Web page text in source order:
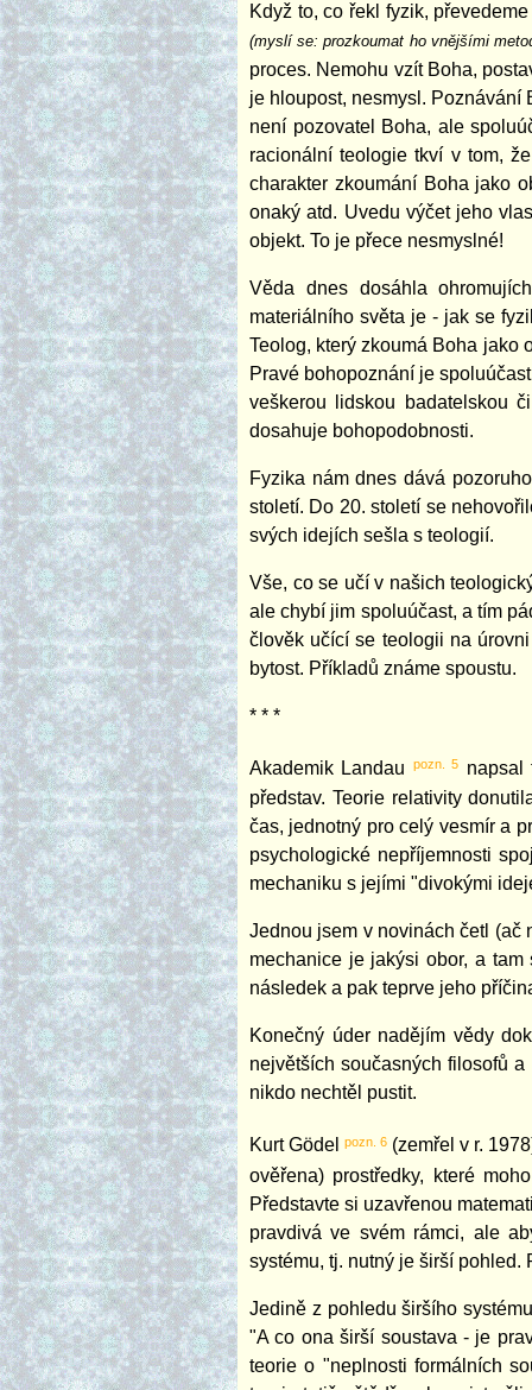
Když to, co řekl fyzik,
(myslí se: prozkoumat ho vnějšími
proces. Nemohu vzít Boha,
je hloupost, nesmysl.
není pozovatel Boha, ale
racionální teologie tkví v tom,
charakter zkoumání Boha jako
onaký atd. Uvedu výčet jeho
objekt. To je přece nesmyslné!
Věda dnes dosáhla
materiálního světa je - jak se
Teolog, který zkoumá Boha jako
Pravé bohopoznání je
veškerou lidskou badatelskou
dosahuje bohopodobnosti.
Fyzika nám dnes dává
století. Do 20. století se
svých idejích sešla s teologií.
Vše, co se učí v našich
ale chybí jim spoluúčast, a tím
člověk učící se teologii na
bytost. Příkladů známe spoustu.
* * *
Akademik Landau pozn. 5
napsal
představ. Teorie relativity
čas, jednotný pro celý vesmír a
psychologické nepříjemnosti
mechaniku s jejími "divokými
Jednou jsem v novinách četl (ač
mechanice je jakýsi obor, a tam
následek a pak teprve jeho
Konečný úder nadějím vědy
největších současných filosofů
nikdo nechtěl pustit.
Kurt Gödelpozn. 6 (zemřel v r.
ověřena) prostředky, které
Představte si uzavřenou
pravdivá ve svém rámci, ale
systému, tj. nutný je širší pohled.
Jedině z pohledu širšího
"A co ona širší soustava - je
teorie o "neplnosti formálních